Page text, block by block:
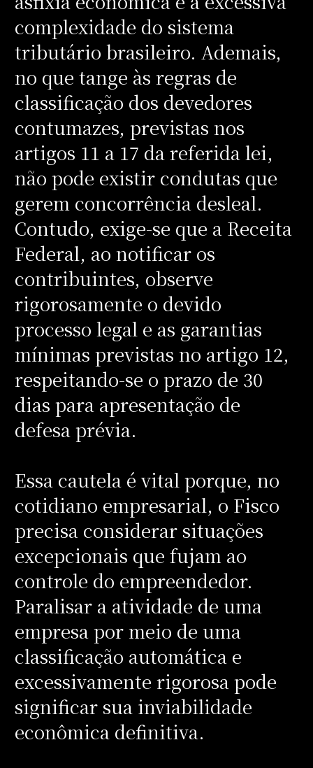
complexidade do sistema
tributário brasileiro. Ademais,
no que tange às regras de
classificação dos devedores
contumazes, previstas nos
artigos 11 a 17 da referida lei,
não pode existir condutas que
gerem concorrência desleal.
Contudo, exige-se que a Receita
Federal, ao notificar os
contribuintes, observe
rigorosamente o devido
processo legal e as garantias
mínimas previstas no artigo 12,
respeitando-se o prazo de 30
dias para apresentação de
defesa prévia.
Essa cautela é vital porque, no
cotidiano empresarial, o Fisco
precisa considerar situações
excepcionais que fujam ao
controle do empreendedor.
Paralisar a atividade de uma
empresa por meio de uma
classificação automática e
excessivamente rigorosa pode
significar sua inviabilidade
econômica definitiva.